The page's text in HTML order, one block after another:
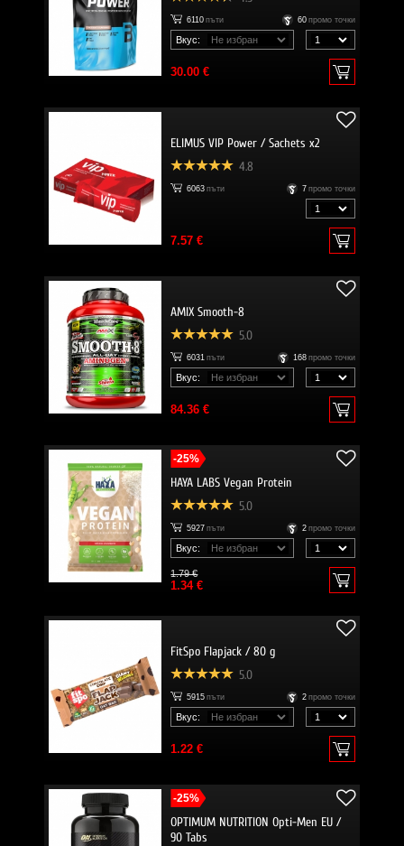
6110 пъти 60 промо точки
Вкус:
30.00 €
ELIMUS VIP Power / Sachets x2
4.8
6063 пъти 7 промо точки
7.57 €
AMIX Smooth-8
5.0
6031 пъти 168 промо точки
Вкус:
84.36 €
-25%
HAYA LABS Vegan Protein
5.0
5927 пъти 2 промо точки
Вкус:
1.79 €
1.34 €
FitSpo Flapjack / 80 g
5.0
5915 пъти 2 промо точки
Вкус:
1.22 €
-25%
OPTIMUM NUTRITION Opti-Men EU /
90 Tabs